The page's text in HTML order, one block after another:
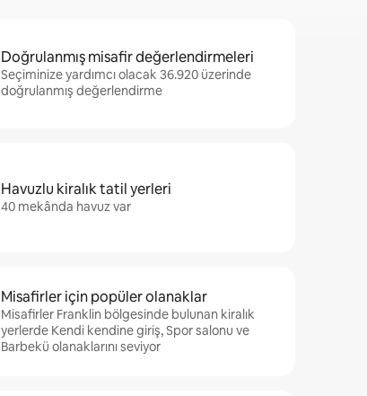
Doğrulanmış misafir değerlendirmeleri
Seçiminize yardımcı olacak 36.920 üzerinde
doğrulanmış değerlendirme
Havuzlu kiralık tatil yerleri
40 mekânda havuz var
Misafirler için popüler olanaklar
Misafirler Franklin bölgesinde bulunan kiralık
yerlerde Kendi kendine giriş, Spor salonu ve
Barbekü olanaklarını seviyor